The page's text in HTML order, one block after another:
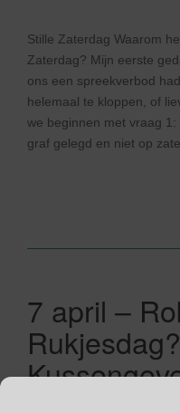
Stille Zaterdag Waarom
Zaterdag? Mijn eerste
ons een spreekverbod
helemaal te kloppen, of
we beginnen met vraag
graf gelegd en niet op
7 april –